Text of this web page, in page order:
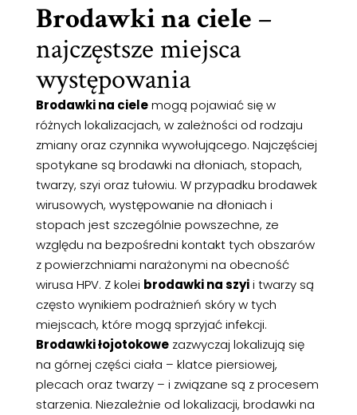
Brodawki na ciele –
najczęstsze miejsca
występowania
Brodawki na cielemogą pojawiać się w
różnych lokalizacjach, w zależności od rodzaju
zmiany oraz czynnika wywołującego. Najczęściej
spotykane są brodawki na dłoniach, stopach,
twarzy, szyi oraz tułowiu. W przypadku brodawek
wirusowych, występowanie na dłoniach i
stopach jest szczególnie powszechne, ze
względu na bezpośredni kontakt tych obszarów
z powierzchniami narażonymi na obecność
wirusa HPV. Z kolei brodawki na szyii twarzy są
często wynikiem podrażnień skóry w tych
miejscach, które mogą sprzyjać infekcji.
Brodawki łojotokowezazwyczaj lokalizują się
na górnej części ciała – klatce piersiowej,
plecach oraz twarzy – i związane są z procesem
starzenia. Niezależnie od lokalizacji, brodawki na